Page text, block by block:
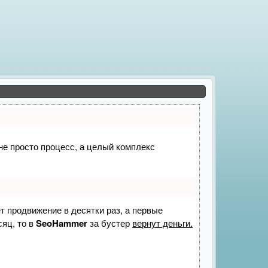
просто процесс, а целый комплекс
продвижение в десятки раз, а первые
то вSeoHammerза бустер вернут деньги.